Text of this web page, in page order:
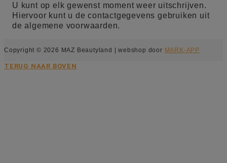
U kunt op elk gewenst moment weer uitschrijven.
Hiervoor kunt u de contactgegevens gebruiken uit
de algemene voorwaarden.
Copyright © 2026 MAZ Beautyland | webshop door MARK-APP
TERUG NAAR BOVEN